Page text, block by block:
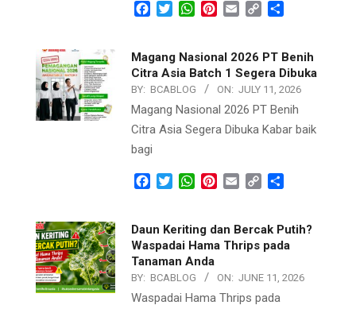
Facebook
TwitterWhatsApp
Pinterest
Email Copy
Magang Nasional 2026 PT Benih
Citra Asia Batch 1 Segera Dibuka
BY: BCABLOG ON: JULY 11, 2026
Magang Nasional 2026 PT Benih
Citra Asia Segera Dibuka Kabar baik
bagi
Facebook
TwitterWhatsApp
Pinterest
Email Copy
Daun Keriting dan Bercak Putih?
Waspadai Hama Thrips pada
Tanaman Anda
BY: BCABLOG ON: JUNE 11, 2026
Waspadai Hama Thrips pada